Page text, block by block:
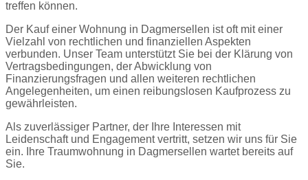
treffen können.
Der Kauf einer Wohnung in Dagmersellen ist oft mit einer
Vielzahl von rechtlichen und finanziellen Aspekten
verbunden. Unser Team unterstützt Sie bei der Klärung von
Vertragsbedingungen, der Abwicklung von
Finanzierungsfragen und allen weiteren rechtlichen
Angelegenheiten, um einen reibungslosen Kaufprozess zu
gewährleisten.
Als zuverlässiger Partner, der Ihre Interessen mit
Leidenschaft und Engagement vertritt, setzen wir uns für Sie
ein. Ihre Traumwohnung in Dagmersellen wartet bereits auf
Sie.